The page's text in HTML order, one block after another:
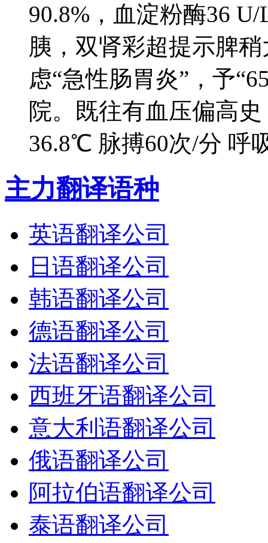
90.8%，血淀粉酶36
胰，双肾彩超提示脾
虑“急性肠胃炎”，予
院。既往有血压偏高
36.8℃ 脉搏60次/分 呼
主力翻译语种
英语翻译公司
日语翻译公司
韩语翻译公司
德语翻译公司
法语翻译公司
西班牙语翻译公司
意大利语翻译公司
俄语翻译公司
阿拉伯语翻译公司
泰语翻译公司